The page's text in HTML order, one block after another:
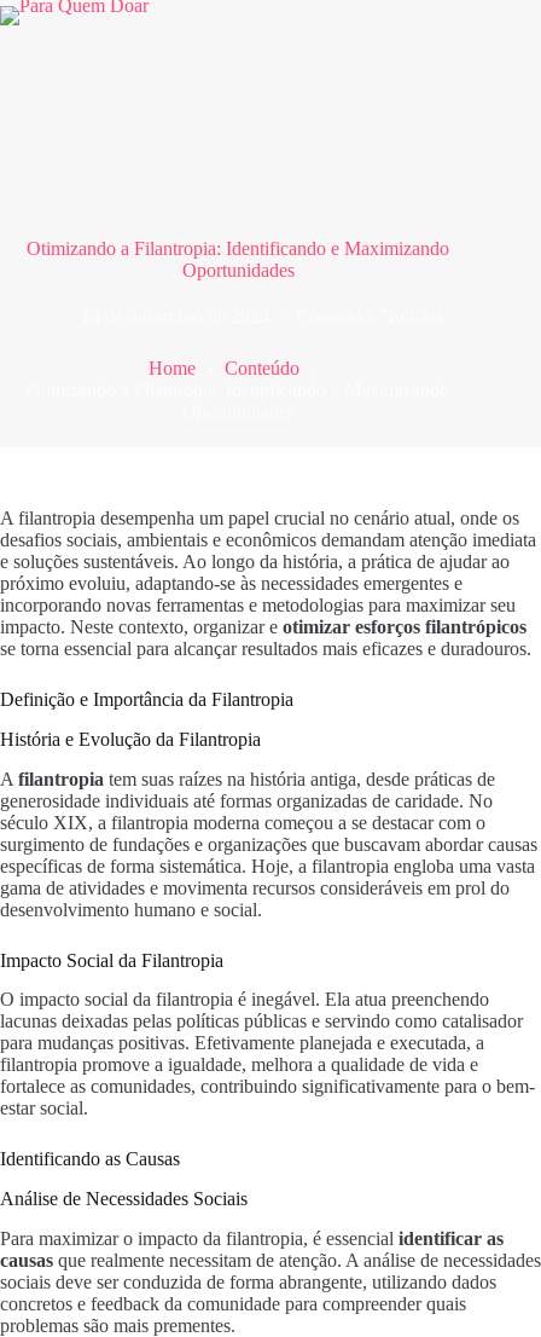
Pular
para
Otimizando a Filantropia: Identificando e Maximizando
Oportunidades
Home
Conteúdo
A filantropia desempenha um papel crucial no cenário atual, onde os
desafios sociais, ambientais e econômicos demandam atenção imediata
e soluções sustentáveis. Ao longo da história, a prática de ajudar ao
próximo evoluiu, adaptando-se às necessidades emergentes e
incorporando novas ferramentas e metodologias para maximizar seu
impacto. Neste contexto, organizar e otimizar esforços filantrópicos
se torna essencial para alcançar resultados mais eficazes e duradouros.
Definição e Importância da Filantropia
História e Evolução da Filantropia
A filantropia tem suas raízes na história antiga, desde práticas de
generosidade individuais até formas organizadas de caridade. No
século XIX, a filantropia moderna começou a se destacar com o
surgimento de fundações e organizações que buscavam abordar causas
específicas de forma sistemática. Hoje, a filantropia engloba uma vasta
gama de atividades e movimenta recursos consideráveis em prol do
desenvolvimento humano e social.
Impacto Social da Filantropia
O impacto social da filantropia é inegável. Ela atua preenchendo
lacunas deixadas pelas políticas públicas e servindo como catalisador
para mudanças positivas. Efetivamente planejada e executada, a
filantropia promove a igualdade, melhora a qualidade de vida e
fortalece as comunidades, contribuindo significativamente para o bem-
estar social.
Identificando as Causas
Análise de Necessidades Sociais
Para maximizar o impacto da filantropia, é essencial identificar as
causas que realmente necessitam de atenção. A análise de necessidades
sociais deve ser conduzida de forma abrangente, utilizando dados
concretos e feedback da comunidade para compreender quais
problemas são mais prementes.